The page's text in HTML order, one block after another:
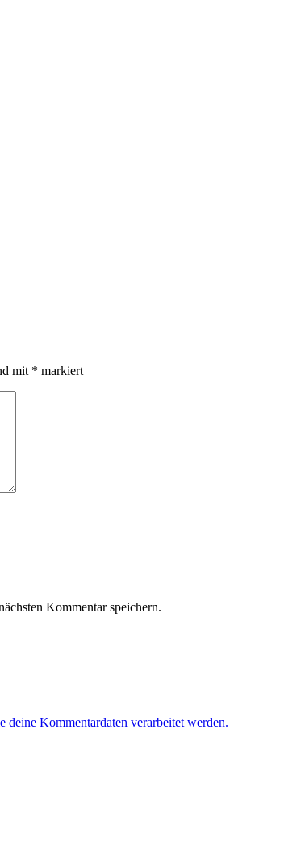
mit * markiert
Kommentar speichern.
deine Kommentardaten verarbeitet werden.